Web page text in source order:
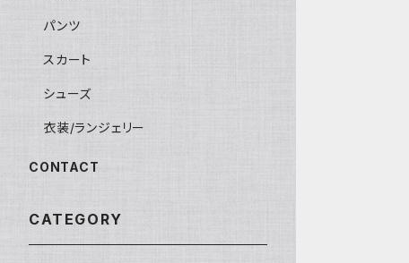
パンツ
スカート
シューズ
衣装/ランジェリー
CONTACT
CATEGORY